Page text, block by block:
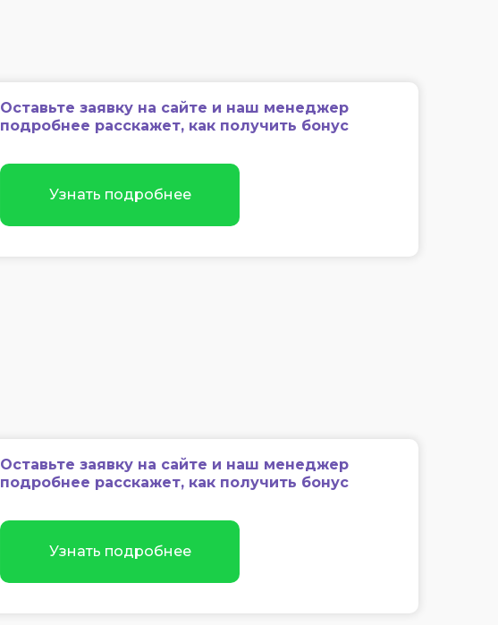
Узнать подробнее
Оставьте заявку на сайте и наш менеджер
подробнее расскажет, как получить бонус
Узнать подробнее
Оставьте заявку на сайте и наш менеджер
подробнее расскажет, как получить бонус